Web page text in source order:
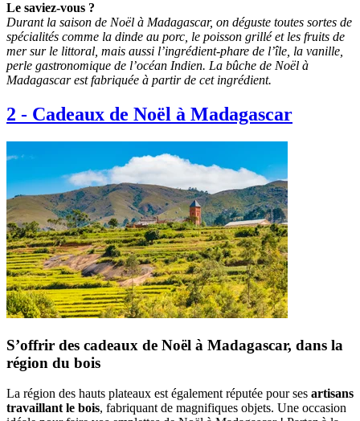
Le saviez-vous ?
Durant la saison de Noël à Madagascar, on déguste toutes sortes de
spécialités comme la dinde au porc, le poisson grillé et les fruits de
mer sur le littoral, mais aussi l’ingrédient-phare de l’île, la vanille,
perle gastronomique de l’océan Indien. La bûche de Noël à
Madagascar est fabriquée à partir de cet ingrédient.
2 - Cadeaux de Noël à Madagascar
S’offrir des cadeaux de Noël à Madagascar, dans la
région du bois
La région des hauts plateaux est également réputée pour ses artisans
travaillant le bois, fabriquant de magnifiques objets. Une occasion